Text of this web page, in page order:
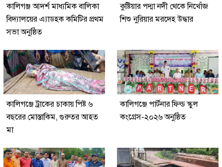
কালিগঞ্জ আদর্শ মাধ্যমিক বালিকা
বিদ্যালয়ের এ্যাডহক কমিটির প্রথম
সভা অনুষ্ঠিত
কুষ্টিয়ার পদ্মা নদী থেকে নিখোঁজ
শিশু নুরিয়ার মরদেহ উদ্ধার
কালিগঞ্জে ট্রাকের চাকায় পিষ্ট ৬
বছরের মোস্তাকিম, গুরুতর আহত
মা
কালিগঞ্জে পার্টনার ফিল্ড স্কুল
কংগ্রেস-২০২৬ অনুষ্ঠিত